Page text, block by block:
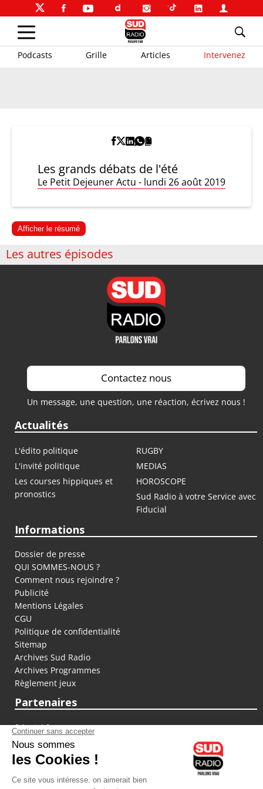
Podcasts Grille Articles Intervenez
Les grands débats de l'été
Le Petit Dejeuner Actu - lundi 26 août 2019
Afficher le résumé
Les autres épisodes
Contactez nous
Un message, une question, une réaction, écrivez nous !
Actualités
L'édito politique
RUGBY
L'invité politique
MEDIAS
Les courses hippiques et
pronostics
HOROSCOPE
Sud Radio à votre Service avec
Fiducial
Informations
Dossier de presse
QUI SOMMES-NOUS ?
Comment nous rejoindre ?
Publicité
Mentions Légales
CGU
Politique de confidentialité
Sitemap
Archives Sud Radio
Archives Programmes
Règlement jeux
Partenaires
fiducial.fr
lyoncapitale.fr
olympique-et-lyonnais.com
L'application Iphone / Android